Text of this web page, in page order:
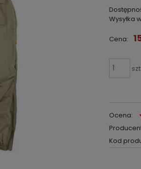
Wysyłka
Cena:
szt
Ocena:
Kod